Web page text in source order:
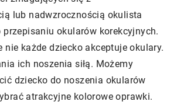
lub nadwzrocznością okulista
przepisaniu okularów korekcyjnych.
nie każde dziecko akceptuje okulary.
ich noszenia siłą. Możemy
dziecko do noszenia okularów
atrakcyjne kolorowe oprawki.